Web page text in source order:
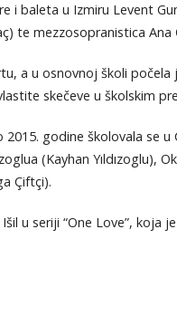
i baleta u Izmiru Levent
te mezzosopranistica
a u osnovnoj školi
skečeve u školskim
godine školovala se u
(Kayhan Yıldızoglu),
Çiftçi).
u seriji “One Love”, koja